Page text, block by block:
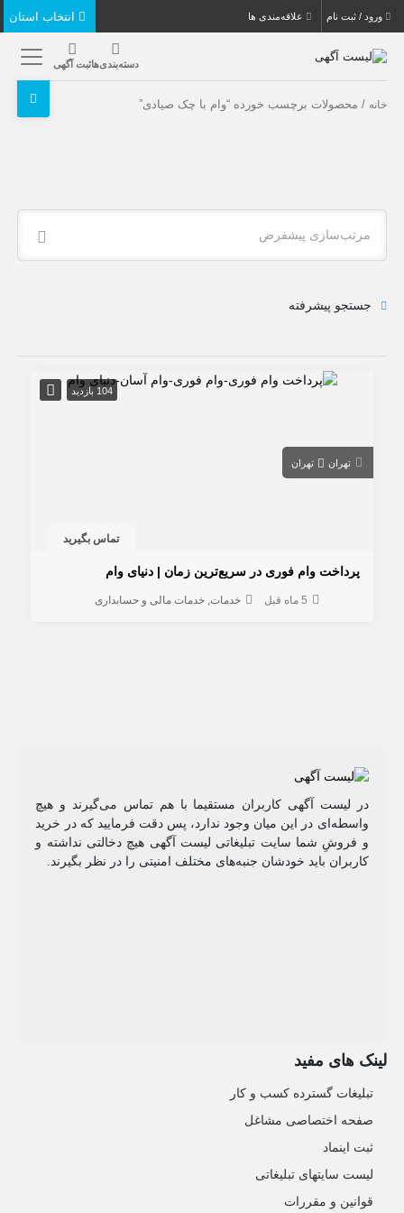
ورود / ثبت نام علاقه‌مندی ها
دسته‌بندی‌هاثبت آگهی
خانه / محصولات برچسب خورده “وام با چک صیادی”
مرتب‌سازی پیشفرض
جستجو پیشرفته
104 بازدید
تهران تهران
تماس بگیرید
پرداخت وام فوری در سریع‌ترین زمان | دنیای وام
5 ماه قبل خدمات خدمات مالی و حسابداری
در لیست آگهی کاربران مستقیما با هم تماس می‌گیرند و هیچ
واسطه‌ای در این میان وجود ندارد، پس دقت فرمایید که در خرید
و فروشِ شما سایت تبلیغاتی لیست آگهی هیچ دخالتی نداشته و
کاربران باید خودشان جنبه‌های مختلف امنیتی را در نظر بگیرند.
لینک های مفید
تبلیغات گسترده کسب و کار
صفحه اختصاصی مشاغل
ثبت اینماد
لیست سایتهای تبلیغاتی
قوانین و مقررات